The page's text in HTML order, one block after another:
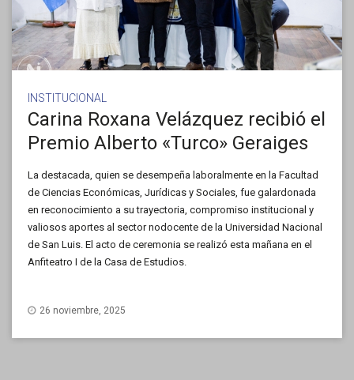
INSTITUCIONAL
Carina Roxana Velázquez recibió el
Premio Alberto «Turco» Geraiges
La destacada, quien se desempeña laboralmente en la Facultad
de Ciencias Económicas, Jurídicas y Sociales, fue galardonada
en reconocimiento a su trayectoria, compromiso institucional y
valiosos aportes al sector nodocente de la Universidad Nacional
de San Luis. El acto de ceremonia se realizó esta mañana en el
Anfiteatro I de la Casa de Estudios.
26 noviembre, 2025